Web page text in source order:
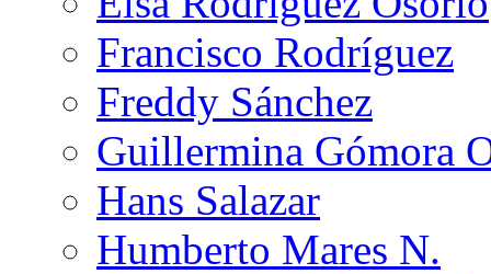
Francisco Rodríguez
Freddy Sánchez
Guillermina Gómora
Hans Salazar
Humberto Mares N.